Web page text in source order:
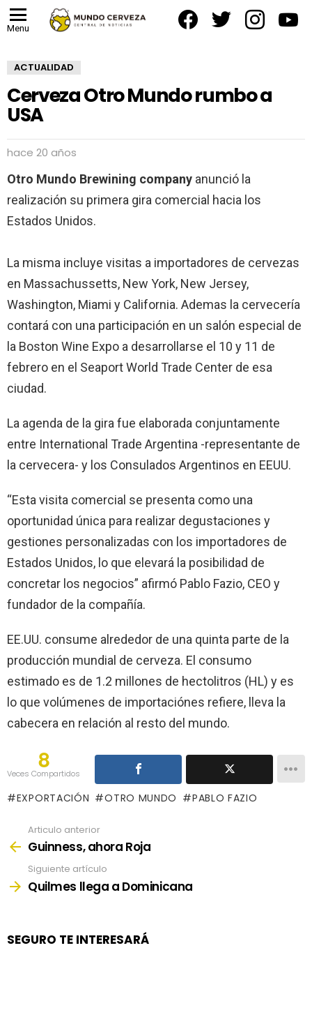
Menu
ACTUALIDAD
Cerveza Otro Mundo rumbo a
USA
hace 20 años
Otro Mundo Brewining company anunció la
realización su primera gira comercial hacia los
Estados Unidos.
La misma incluye visitas a importadores de cervezas
en Massachussetts, New York, New Jersey,
Washington, Miami y California. Ademas la cervecería
contará con una participación en un salón especial de
la Boston Wine Expo a desarrollarse el 10 y 11 de
febrero en el Seaport World Trade Center de esa
ciudad.
La agenda de la gira fue elaborada conjuntamente
entre International Trade Argentina -representante de
la cervecera- y los Consulados Argentinos en EEUU.
“Esta visita comercial se presenta como una
oportunidad única para realizar degustaciones y
gestiones personalizadas con los importadores de
Estados Unidos, lo que elevará la posibilidad de
concretar los negocios” afirmó Pablo Fazio, CEO y
fundador de la compañía.
EE.UU. consume alrededor de una quinta parte de la
producción mundial de cerveza. El consumo
estimado es de 1.2 millones de hectolitros (HL) y es
lo que volúmenes de importaciónes refiere, lleva la
cabecera en relación al resto del mundo.
8
Veces Compartidos
EXPORTACIÓN OTRO MUNDO PABLO FAZIO
more
Articulo anterior
Guinness, ahora Roja
Siguiente artículo
Quilmes llega a Dominicana
SEGURO TE INTERESARÁ